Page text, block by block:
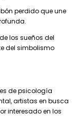
perdido que une
los sueños del
del simbolismo
de psicología
artistas en busca
interesado en los